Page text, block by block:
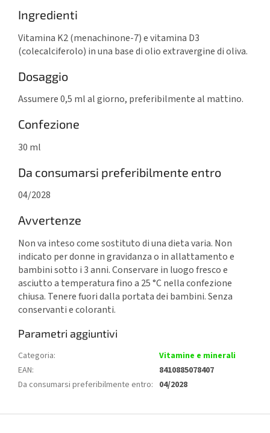
Ingredienti
Vitamina K2 (menachinone-7) e vitamina D3
(colecalciferolo) in una base di olio extravergine di oliva.
Dosaggio
Assumere 0,5 ml al giorno, preferibilmente al mattino.
Confezione
30 ml
Da consumarsi preferibilmente entro
04/2028
Avvertenze
Non va inteso come sostituto di una dieta varia. Non
indicato per donne in gravidanza o in allattamento e
bambini sotto i 3 anni. Conservare in luogo fresco e
asciutto a temperatura fino a 25 °C nella confezione
chiusa. Tenere fuori dalla portata dei bambini. Senza
conservanti e coloranti.
Parametri aggiuntivi
Categoria:
Vitamine e minerali
EAN:
8410885078407
Da consumarsi preferibilmente entro: 04/2028